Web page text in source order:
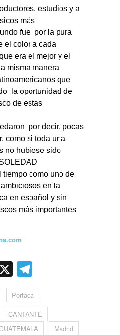
estudios y a
más
fue por la pura
el color a cada
era el mejor y el
misma manera
que
la oportunidad de
de estas
por decir, pocas
como si toda una
no hubiese sido
tiempo como uno de
en la
en español y sin
más importantes
X
Portada
CANTANTE
Madrid